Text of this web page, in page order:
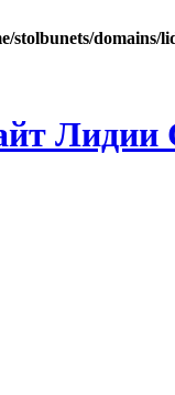
stolbunets/domains/
Лидии